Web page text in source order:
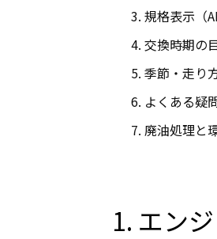
規格表示（
交換時期の
季節・走り
よくある疑
廃油処理と
1. エン